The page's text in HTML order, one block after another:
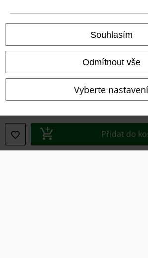
Souhlasím
Odmítnout vše
Vyberte nastavení
Přidat do
Prohlášení
Likvidace odpadu a ochrana životního prostředí
Prohlášení o shodě
Informace o přístupnosti
Nastavení souborů cookie
Odstoupení od smlouvy